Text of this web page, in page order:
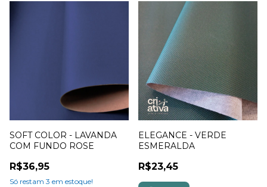
SOFT COLOR - LAVANDA
COM FUNDO ROSE
R$36,95
Só restam 3 em estoque!
ELEGANCE - VERDE
ESMERALDA
R$23,45